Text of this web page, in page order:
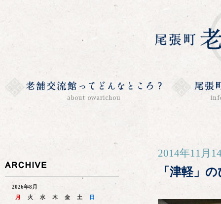
2026年8月
月
火 水 木 金 土 日
2014年11月
「津軽」